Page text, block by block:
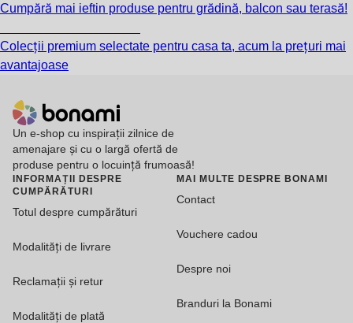
Cumpără mai ieftin produse pentru grădină, balcon sau terasă!
Colecții premium selectate pentru casa ta, acum la prețuri mai
avantajoase
Un e-shop cu inspirații zilnice de
amenajare și cu o largă ofertă de
produse pentru o locuință frumoasă!
INFORMAȚII DESPRE
CUMPĂRĂTURI
Totul despre cumpărături
Modalități de livrare
Reclamații și retur
Modalități de plată
MAI MULTE DESPRE BONAMI
Contact
Vouchere cadou
Despre noi
Branduri la Bonami